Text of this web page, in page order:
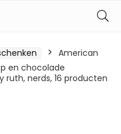
American
en chocolade
ruth, nerds, 16 producten